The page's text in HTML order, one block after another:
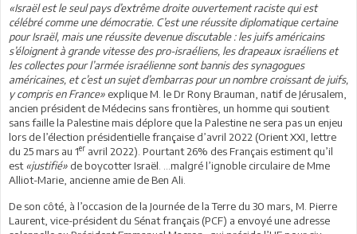
«Israël est le seul pays d’extrême droite ouvertement raciste qui est
célébré comme une démocratie. C’est une réussite diplomatique certaine
pour Israël, mais une réussite devenue discutable : les juifs américains
s’éloignent à grande vitesse des pro-israéliens, les drapeaux israéliens et
les collectes pour l’armée israélienne sont bannis des synagogues
américaines, et c’est un sujet d’embarras pour un nombre croissant de juifs,
y compris en France» explique M. le Dr Rony Brauman, natif de Jérusalem,
ancien président de Médecins sans frontières, un homme qui soutient
sans faille la Palestine mais déplore que la Palestine ne sera pas un enjeu
lors de l’élection présidentielle française d’avril 2022 (Orient XXI, lettre
du 25 mars au 1er avril 2022). Pourtant 26% des Français estiment qu’il
est«justifié» de boycotter Israël. …malgré l’ignoble circulaire de Mme
Alliot-Marie, ancienne amie de Ben Ali.
De son côté, à l’occasion de la Journée de la Terre du 30 mars, M. Pierre
Laurent, vice-président du Sénat français (PCF) a envoyé une adresse